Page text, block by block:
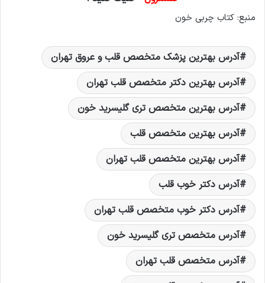
منبع: کتاب چربی خون
آدرس بهترین پزشک متخصص قلب و عروق تهران
آدرس بهترین دکتر متخصص قلب تهران
آدرس بهترین متخصص تری گلیسرید خون
آدرس بهترین متخصص قلب
آدرس بهترین متخصص قلب تهران
آدرس دکتر خوب قلب
آدرس دکتر خوب متخصص قلب تهران
آدرس متخصص تری گلیسرید خون
آدرس متخصص قلب تهران